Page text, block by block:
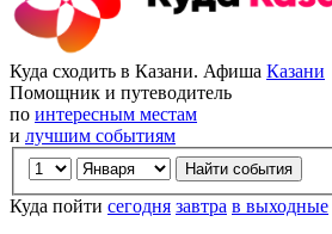
Куда сходить в Казани. Афиша Казани
Помощник и путеводитель
по интересным местам
и лучшим событиям
Куда пойти сегодня завтра в выходные